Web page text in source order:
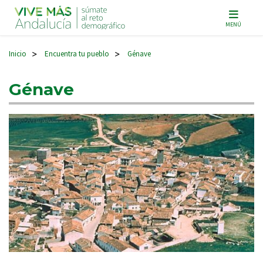
Navegación principal MENÚ
Inicio > Encuentra tu pueblo > Génave
Génave